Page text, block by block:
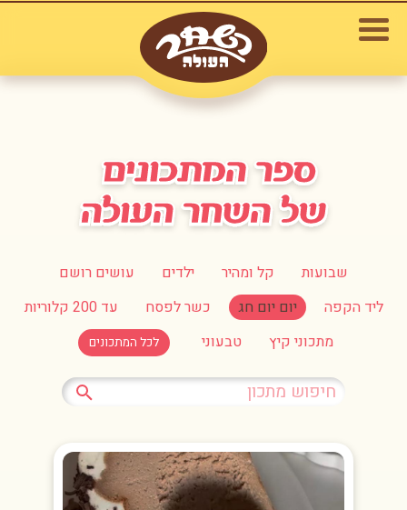
שבועות קל ומהיר ילדים
עושים רושם
ליד הקפה
יום יום חג כשר לפסח
עד 200 קלוריות
מתכוני קיץ
טבעוני לכל המתכונים